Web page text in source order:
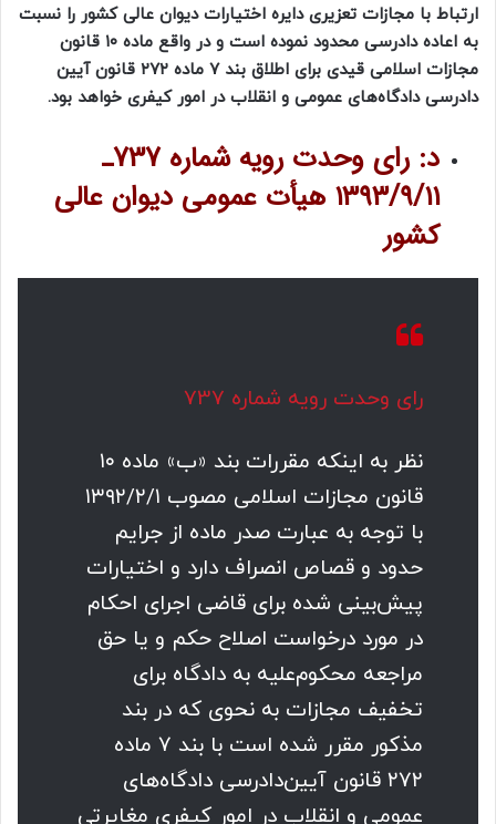
ارتباط با مجازات تعزیری دایره اختیارات دیوان عالی کشور را نسبت
به اعاده دادرسی محدود نموده است و در واقع ماده ۱۰ قانون
مجازات اسلامی قیدی برای اطلاق بند ۷ ماده ۲۷۲ قانون آیین
دادرسی دادگاه‌های عمومی و انقلاب در امور کیفری خواهد بود.
د: رای وحدت رویه شماره 737ـ
۱۳۹۳/۹/۱۱ هیأت عمومی دیوان
عالی
کشور
رای وحدت رویه شماره 737
نظر به اینکه مقررات بند «ب» ماده ۱۰
قانون مجازات اسلامی مصوب ۱۳۹۲/۲/۱
با توجه به عبارت صدر ماده از جرایم
حدود و قصاص انصراف دارد و اختیارات
پیش‌بینی شده برای قاضی اجرای احکام
در مورد درخواست اصلاح حکم و یا حق
مراجعه محکوم‌علیه به دادگاه برای
تخفیف مجازات به نحوی که در بند
مذکور مقرر شده است با بند ۷ ماده
۲۷۲ قانون آیین‌دادرسی دادگاه‌های
عمومی و انقلاب در امور کیفری مغایرتی